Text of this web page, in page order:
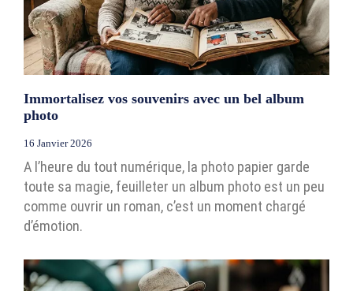
Immortalisez vos souvenirs avec un bel album
photo
16 Janvier 2026
A l’heure du tout numérique, la photo papier garde
toute sa magie, feuilleter un album photo est un peu
comme ouvrir un roman, c’est un moment chargé
d’émotion.